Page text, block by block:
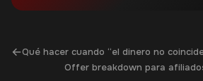
←Qué hacer cuando “el dinero no
Offer breakdown para